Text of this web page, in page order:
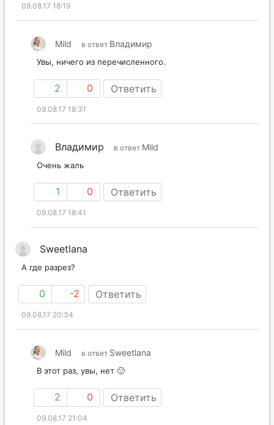
09.08.17 18:19
Mild в ответ Владимир
Увы, ничего из перечисленного.
2 0 Ответить
09.08.17 18:31
Владимир в ответ Mild
Очень жаль
1 0 Ответить
09.08.17 18:41
Sweetlana
А где разрез?
0 -2 Ответить
09.08.17 20:34
Mild в ответ Sweetlana
В этот раз, увы, нет 🙁
2 0 Ответить
09.08.17 21:04